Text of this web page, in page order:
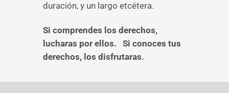
duración, y un largo etcétera.
Si comprendes los derechos,
lucharas por ellos. Si conoces tus
derechos, los disfrutaras.